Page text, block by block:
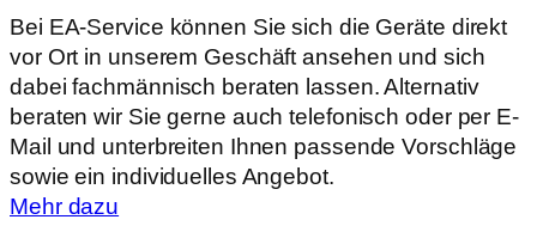
Bei EA-Service können Sie sich die Geräte direkt
vor Ort in unserem Geschäft ansehen und sich
dabei fachmännisch beraten lassen. Alternativ
beraten wir Sie gerne auch telefonisch oder per E-
Mail und unterbreiten Ihnen passende Vorschläge
sowie ein individuelles Angebot.
Mehr dazu